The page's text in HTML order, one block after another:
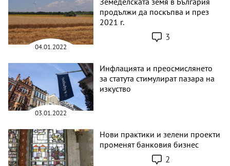
04.01.2022
продължи да поскъпва и през
2021 г.
3
03.01.2022
Инфлацията и преосмислянето
за статута стимулират пазара на
изкуство
Нови практики и зелени проекти
променят банковия бизнес
2